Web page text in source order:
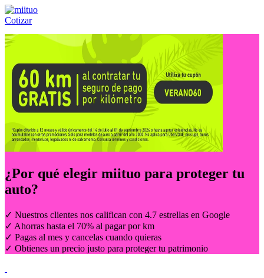
Cotizar
Llámanos al:(55) 84-21-05-00 ó
¿Por qué elegir miituo para proteger tu
auto?
✓ Nuestros clientes nos califican con 4.7 estrellas en Google
✓ Ahorras hasta el 70% al pagar por km
✓ Pagas al mes y cancelas cuando quieras
✓ Obtienes un precio justo para proteger tu patrimonio